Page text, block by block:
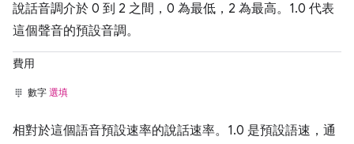
說話音調介於 0 到 2 之間，0 為最低，2 為最高。1.0 代表
這個聲音的預設音調。
費用
數字 選填
相對於這個語音預設速率的說話速率。1.0 是預設語速，通